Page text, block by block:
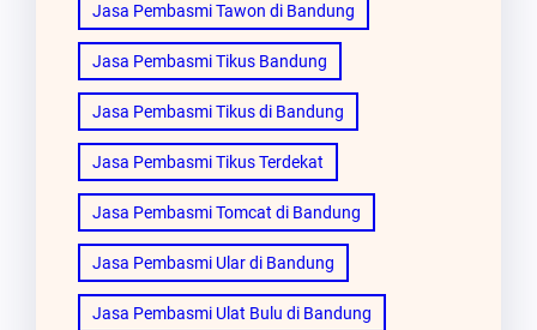
Jasa Pembasmi Tawon di Bandung
Jasa Pembasmi Tikus Bandung
Jasa Pembasmi Tikus di Bandung
Jasa Pembasmi Tikus Terdekat
Jasa Pembasmi Tomcat di Bandung
Jasa Pembasmi Ular di Bandung
Jasa Pembasmi Ulat Bulu di Bandung